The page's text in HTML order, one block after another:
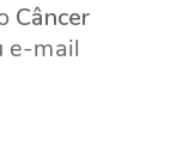
Câncer
e-mail